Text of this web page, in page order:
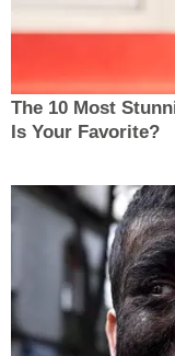
The 10 Most
Is Your Favorite?